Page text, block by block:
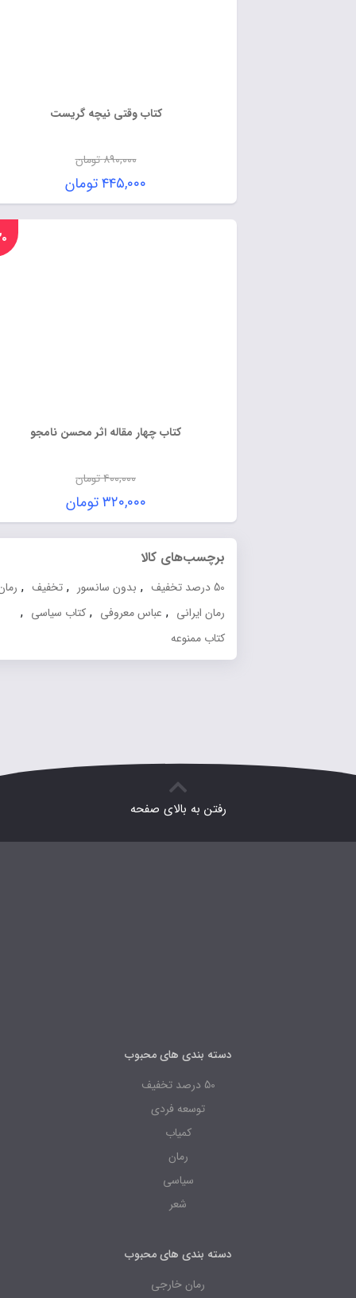
کتاب وقتی نیچه گریست
تومان
۴۴۵,۰۰۰ تومان
کتاب چهار مقاله اثر محسن نامجو
تومان
۳۲۰,۰۰۰ تومان
برچسب‌های کالا
,بدون سانسور ,تخفیف ,رمان
رمان ایرانی ,عباس معروفی ,کتاب سیاسی ,
کتاب ممنوعه
رفتن به بالای صفحه
دسته بندی های محبوب
توسعه فردی
دسته بندی های محبوب
رمان خارجی